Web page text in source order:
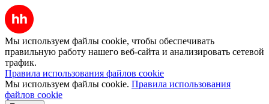
Мы используем файлы cookie, чтобы обеспечивать
правильную работу нашего веб-сайта и анализировать сетевой
трафик.
Правила использования файлов cookie
Мы используем файлы cookie. Правила использования
файлов cookie